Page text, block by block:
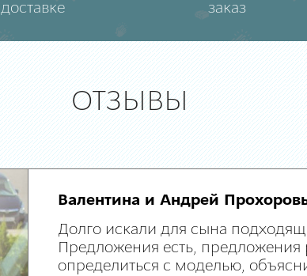
доставке
заказ
ОТЗЫВЫ
Валентина и Андрей
Долго искали для сына
Предложения есть, предложения
определиться с моделью,